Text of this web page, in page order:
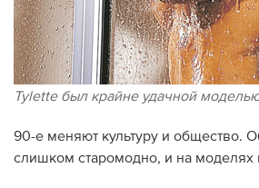
Tylette был крайне удачной
90-е меняют культуру и общество.
слишком старомодно, и на моделях